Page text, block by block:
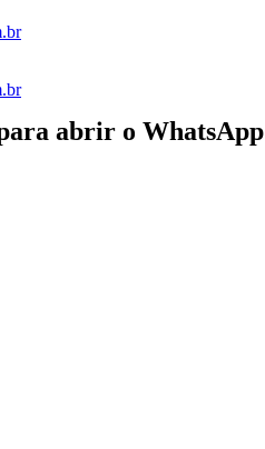
abrir o WhatsApp